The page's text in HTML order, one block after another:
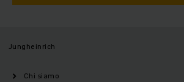
Jungheinrich
Chi siamo